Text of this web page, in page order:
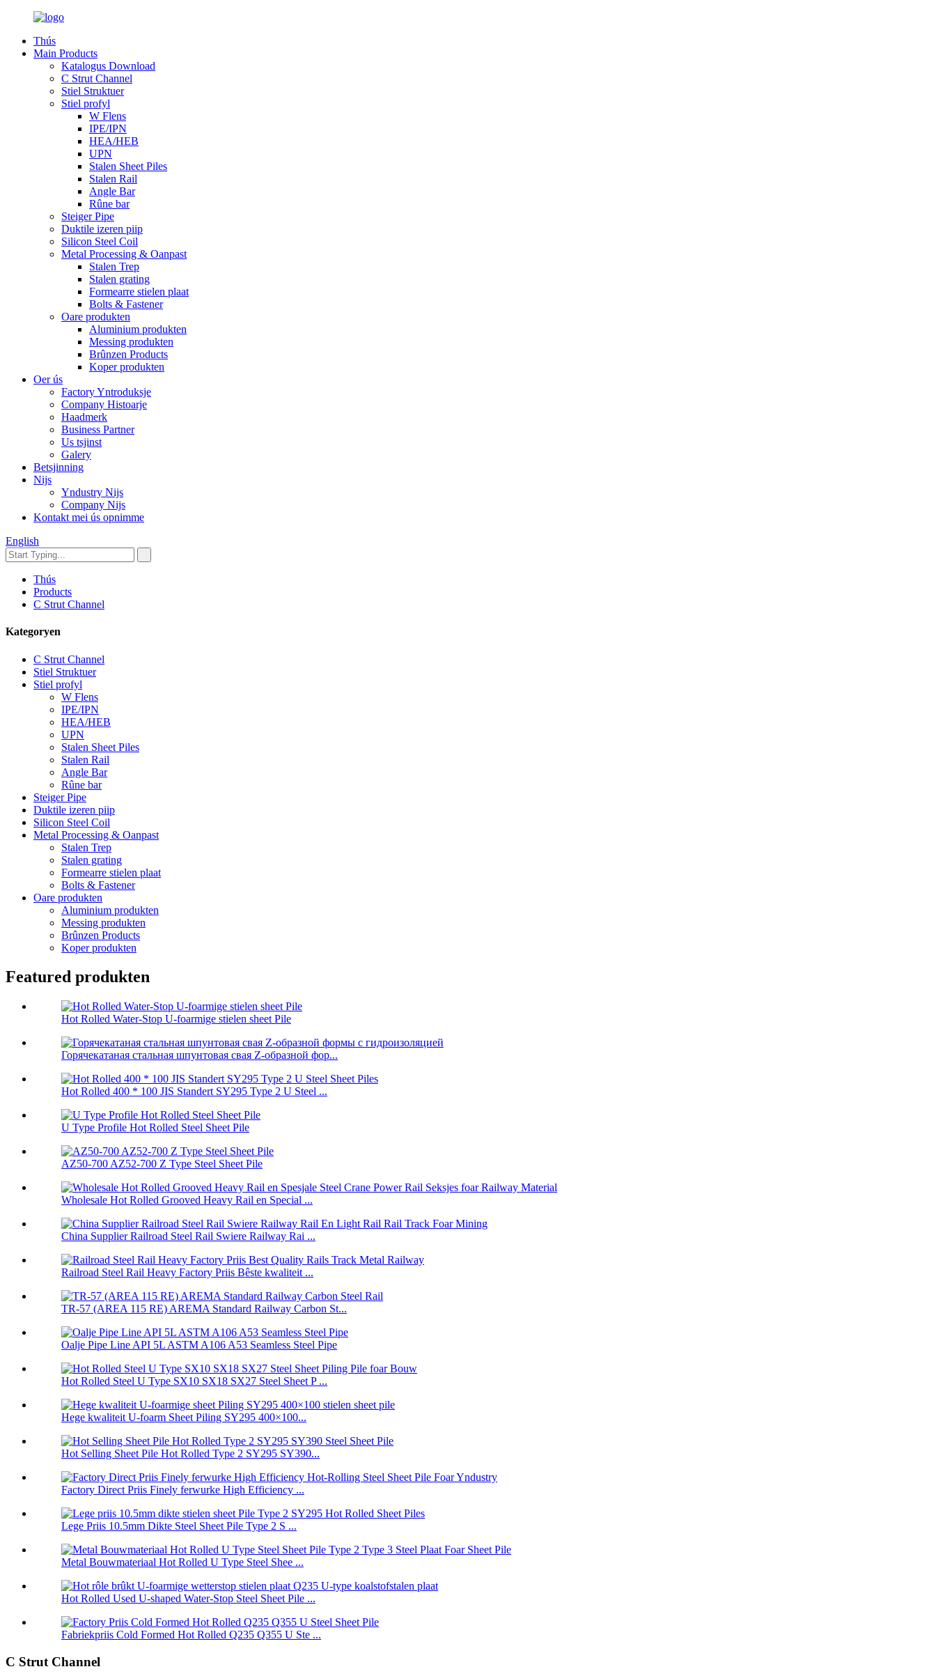
Thús
Main Products
Katalogus Download
C Strut Channel
Stiel Struktuer
Stiel profyl
W Flens
IPE/IPN
HEA/HEB
UPN
Stalen Sheet Piles
Stalen Rail
Angle Bar
Rûne bar
Steiger Pipe
Duktile izeren piip
Silicon Steel Coil
Metal Processing & Oanpast
Stalen Trep
Stalen grating
Formearre stielen plaat
Bolts & Fastener
Oare produkten
Aluminium produkten
Messing produkten
Brûnzen Products
Koper produkten
Oer ús
Factory Yntroduksje
Company Histoarje
Haadmerk
Business Partner
Us tsjinst
Galery
Betsjinning
Nijs
Yndustry Nijs
Company Nijs
Kontakt mei ús opnimme
English
Thús
Products
C Strut Channel
Kategoryen
C Strut Channel
Stiel Struktuer
Stiel profyl
W Flens
IPE/IPN
HEA/HEB
UPN
Stalen Sheet Piles
Stalen Rail
Angle Bar
Rûne bar
Steiger Pipe
Duktile izeren piip
Silicon Steel Coil
Metal Processing & Oanpast
Stalen Trep
Stalen grating
Formearre stielen plaat
Bolts & Fastener
Oare produkten
Aluminium produkten
Messing produkten
Brûnzen Products
Koper produkten
Featured produkten
Hot Rolled Water-Stop U-foarmige stielen sheet Pile
Горячекатаная стальная шпунтовая свая Z-образной фор...
Hot Rolled 400 * 100 JIS Standert SY295 Type 2 U Steel ...
U Type Profile Hot Rolled Steel Sheet Pile
AZ50-700 AZ52-700 Z Type Steel Sheet Pile
Wholesale Hot Rolled Grooved Heavy Rail en Special ...
China Supplier Railroad Steel Rail Swiere Railway Rai ...
Railroad Steel Rail Heavy Factory Priis Bêste kwaliteit ...
TR-57 (AREA 115 RE) AREMA Standard Railway Carbon St...
Oalje Pipe Line API 5L ASTM A106 A53 Seamless Steel Pipe
Hot Rolled Steel U Type SX10 SX18 SX27 Steel Sheet P ...
Hege kwaliteit U-foarm Sheet Piling SY295 400×100...
Hot Selling Sheet Pile Hot Rolled Type 2 SY295 SY390...
Factory Direct Priis Finely ferwurke High Efficiency ...
Lege Priis 10.5mm Dikte Steel Sheet Pile Type 2 S ...
Metal Bouwmateriaal Hot Rolled U Type Steel Shee ...
Hot Rolled Used U-shaped Water-Stop Steel Sheet Pile ...
Fabriekpriis Cold Formed Hot Rolled Q235 Q355 U Ste ...
C Strut Channel